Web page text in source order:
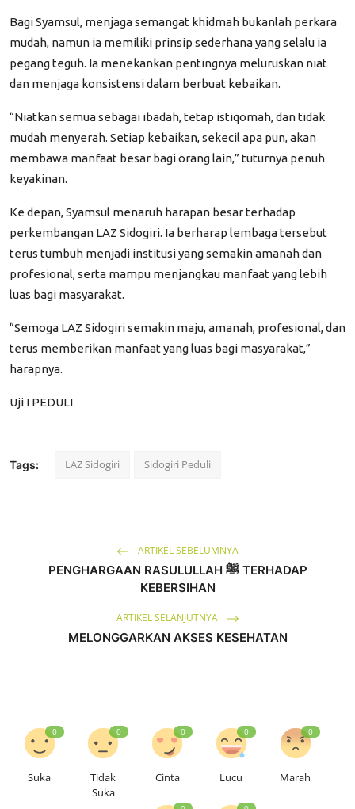
Bagi Syamsul, menjaga semangat khidmah bukanlah perkara
mudah, namun ia memiliki prinsip sederhana yang selalu ia
pegang teguh. Ia menekankan pentingnya meluruskan niat
dan menjaga konsistensi dalam berbuat kebaikan.
“Niatkan semua sebagai ibadah, tetap istiqomah, dan tidak
mudah menyerah. Setiap kebaikan, sekecil apa pun, akan
membawa manfaat besar bagi orang lain,” tuturnya penuh
keyakinan.
Ke depan, Syamsul menaruh harapan besar terhadap
perkembangan LAZ Sidogiri. Ia berharap lembaga tersebut
terus tumbuh menjadi institusi yang semakin amanah dan
profesional, serta mampu menjangkau manfaat yang lebih
luas bagi masyarakat.
“Semoga LAZ Sidogiri semakin maju, amanah, profesional, dan
terus memberikan manfaat yang luas bagi masyarakat,”
harapnya.
Uji I PEDULI
Tags: LAZ Sidogiri Sidogiri Peduli
ARTIKEL SEBELUMNYA
PENGHARGAAN RASULULLAH ﷺ TERHADAP
KEBERSIHAN
ARTIKEL SELANJUTNYA
MELONGGARKAN AKSES KESEHATAN
0
Suka
0
Tidak
Suka
0
Cinta
0
Lucu
0
Marah